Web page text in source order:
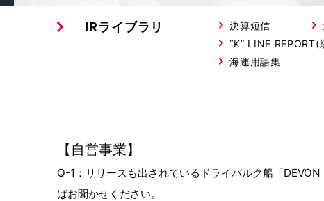
IRライブラリ 決算短信
“K” LINE REPORT(
海運用語集
【自営事業】
Q-1：リリースも出されているドライバルク船「
ばお聞かせください。